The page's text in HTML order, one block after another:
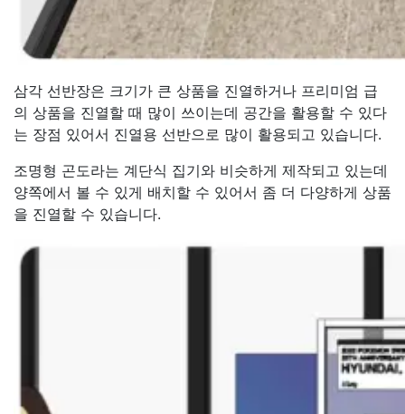
삼각 선반장은 크기가 큰 상품을 진열하거나 프리미엄 급
의 상품을 진열할 때 많이 쓰이는데 공간을 활용할 수 있다
는 장점 있어서 진열용 선반으로 많이 활용되고 있습니다.
조명형 곤도라는 계단식 집기와 비슷하게 제작되고 있는데
양쪽에서 볼 수 있게 배치할 수 있어서 좀 더 다양하게 상품
을 진열할 수 있습니다.